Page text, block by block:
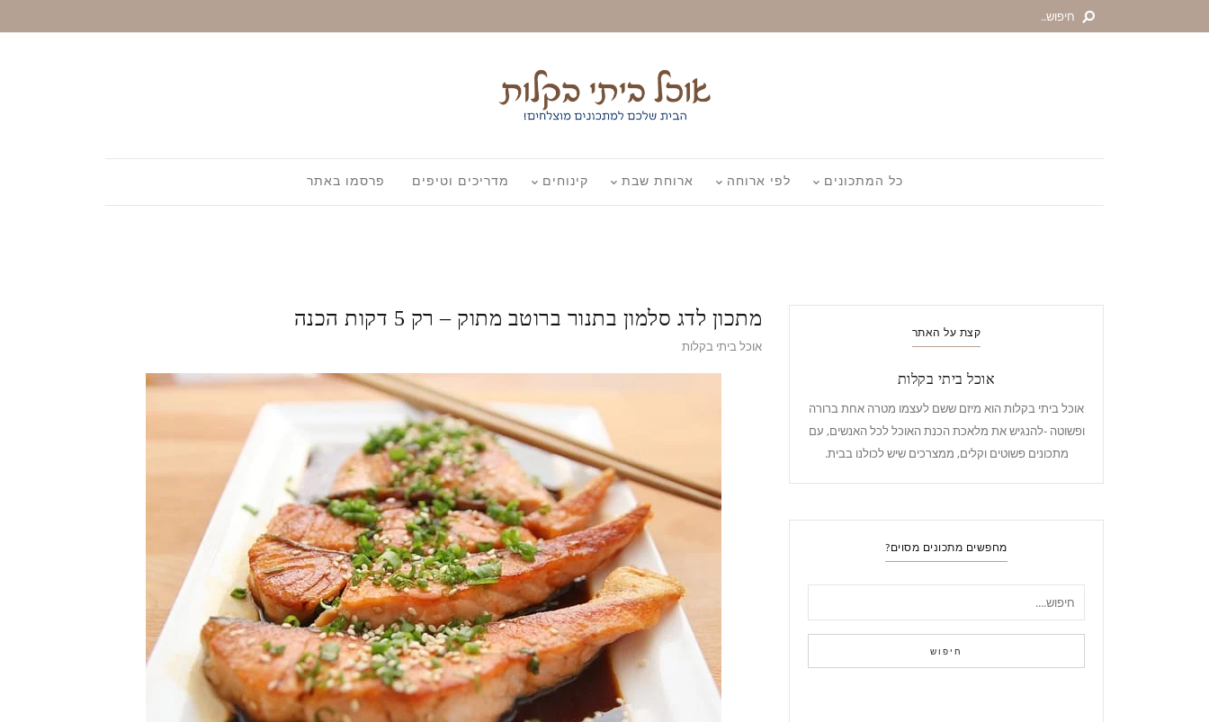
כל המתכונים לפי ארוחה ארוחת שבת קינוחים מדריכים וטיפים פרסמו באתר
מתכון לדג סלמון בתנור ברוטב מתוק – רק 5 דקות הכנה
אוכל ביתי בקלות
קצת על האתר
אוכל ביתי בקלות
אוכל ביתי בקלות הוא מיזם ששם לעצמו מטרה אחת ברורה
ופשוטה -להנגיש את מלאכת הכנת האוכל לכל האנשים, עם
מתכונים פשוטים וקלים, ממצרכים שיש לכולנו בבית.
מחפשים מתכונים מסוים?
חיפוש